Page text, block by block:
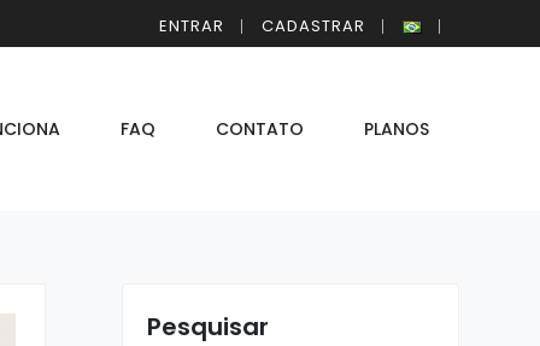
ENTRAR CADASTRAR
FAQ CONTATO PLANOS
Pesquisar